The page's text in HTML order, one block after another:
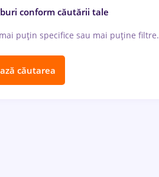
conform căutării tale
puțin specifice sau mai puține filtre.
căutarea